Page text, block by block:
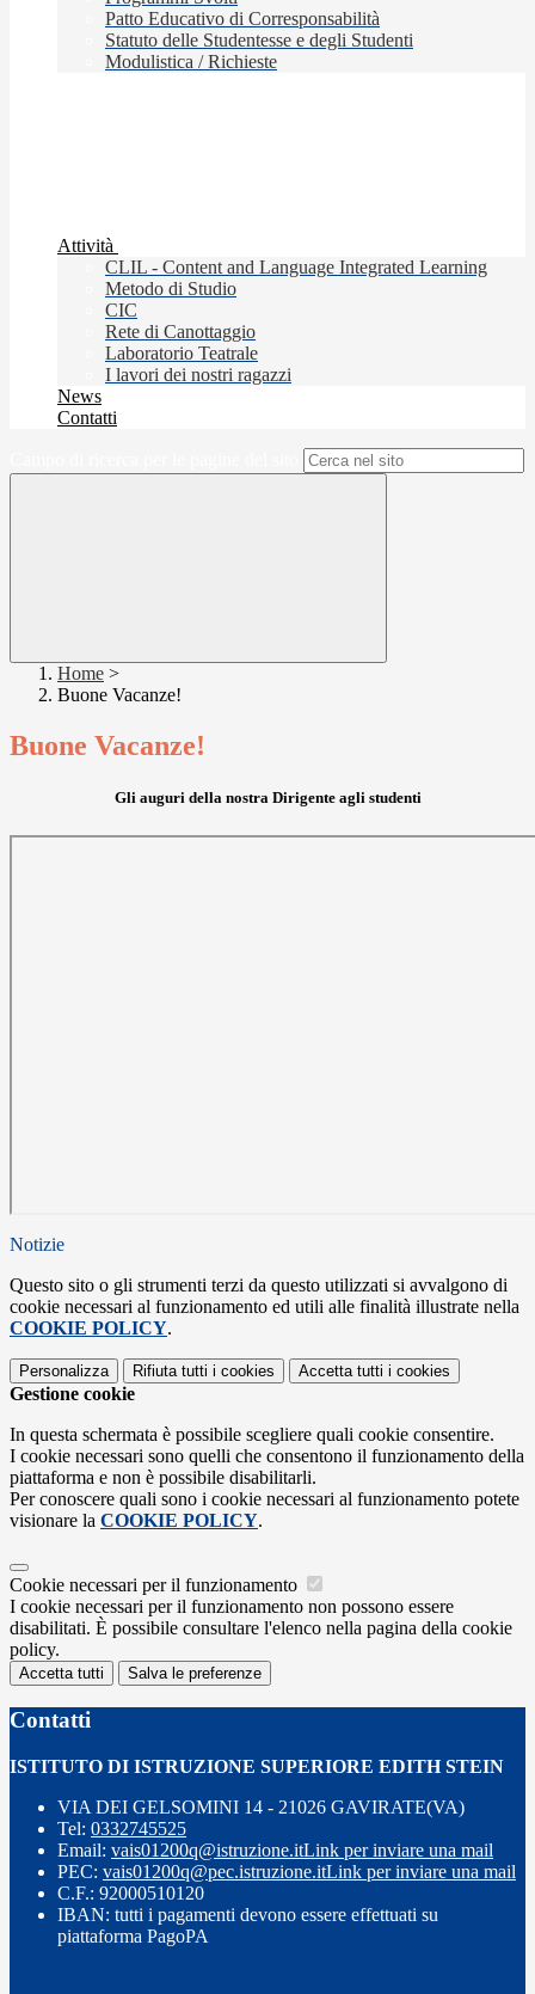
Patto Educativo di Corresponsabilità
Statuto delle Studentesse e degli Studenti
Modulistica / Richieste
Attività
CLIL - Content and Language Integrated Learning
Metodo di Studio
CIC
Rete di Canottaggio
Laboratorio Teatrale
I lavori dei nostri ragazzi
News
Contatti
Home >
Buone Vacanze!
Buone Vacanze!
Gli auguri della nostra Dirigente agli studenti
Notizie
Questo sito o gli strumenti terzi da questo utilizzati si avvalgono di
cookie necessari al funzionamento ed utili alle finalità illustrate nella
COOKIE POLICY.
Personalizza Rifiuta tutti i cookies Accetta tutti i cookies
Gestione cookie
In questa schermata è possibile scegliere quali cookie consentire.
I cookie necessari sono quelli che consentono il funzionamento della
piattaforma e non è possibile disabilitarli.
Per conoscere quali sono i cookie necessari al funzionamento potete
visionare la COOKIE POLICY.
Cookie necessari per il funzionamento
I cookie necessari per il funzionamento non possono essere
disabilitati. È possibile consultare l'elenco nella pagina della cookie
policy.
Accetta tutti Salva le preferenze
Contatti
ISTITUTO DI ISTRUZIONE SUPERIORE EDITH STEIN
VIA DEI GELSOMINI 14 - 21026 GAVIRATE(VA)
Tel: 0332745525
Email: vais01200q@istruzione.itLink per inviare una mail
PEC: vais01200q@pec.istruzione.itLink per inviare una mail
C.F.: 92000510120
IBAN: tutti i pagamenti devono essere effettuati su
piattaforma PagoPA